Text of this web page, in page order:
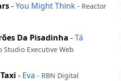
-You Might Think - Reactor
Da Pisadinha -Tá
Studio Executive Web
- Eva - RBN Digital